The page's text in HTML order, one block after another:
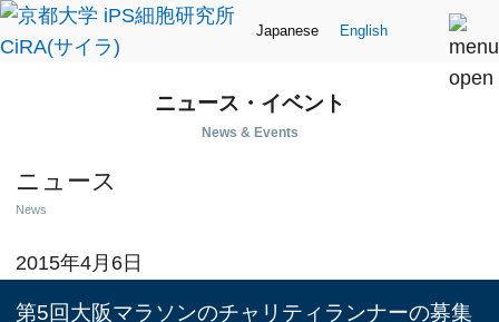
Japanese English
ニュース・イベント
News & Events
ニュース
News
2015年4月6日
第5回大阪マラソンのチャリティランナーの募集